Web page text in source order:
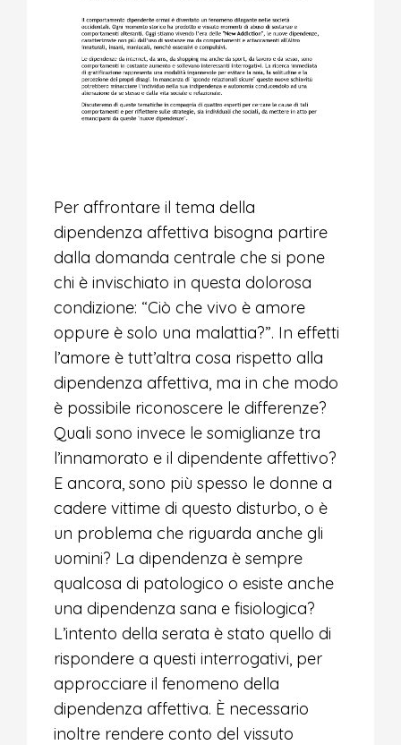
Per affrontare il tema della
dipendenza affettiva bisogna partire
dalla domanda centrale che si pone
chi è invischiato in questa dolorosa
condizione: “Ciò che vivo è amore
oppure è solo una malattia?”. In effetti
l’amore è tutt’altra cosa rispetto alla
dipendenza affettiva, ma in che modo
è possibile riconoscere le differenze?
Quali sono invece le somiglianze tra
l’innamorato e il dipendente affettivo?
E ancora, sono più spesso le donne a
cadere vittime di questo disturbo, o è
un problema che riguarda anche gli
uomini? La dipendenza è sempre
qualcosa di patologico o esiste anche
una dipendenza sana e fisiologica?
L’intento della serata è stato quello di
rispondere a questi interrogativi, per
approcciare il fenomeno della
dipendenza affettiva. È necessario
inoltre rendere conto del vissuto